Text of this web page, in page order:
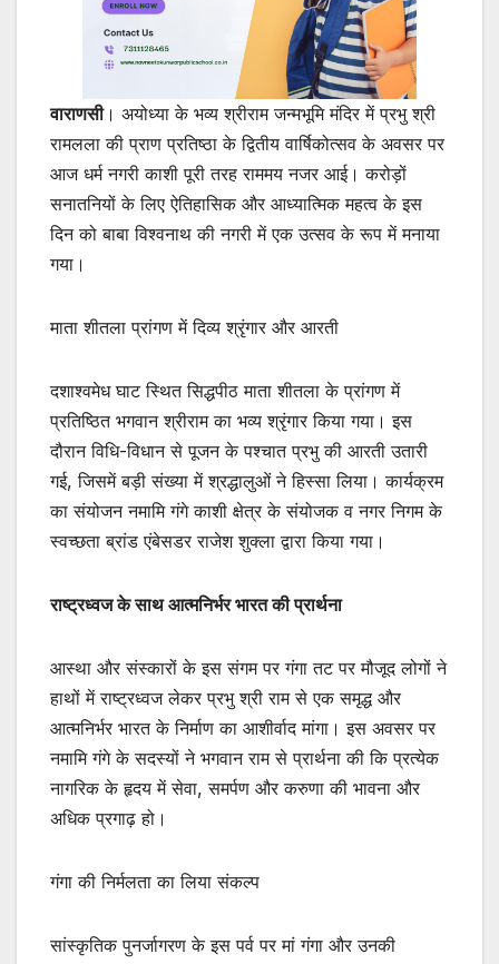
वाराणसी। अयोध्या के भव्य श्रीराम जन्मभूमि मंदिर में प्रभु श्री
रामलला की प्राण प्रतिष्ठा के द्वितीय वार्षिकोत्सव के अवसर पर
आज धर्म नगरी काशी पूरी तरह राममय नजर आई। करोड़ों
सनातनियों के लिए ऐतिहासिक और आध्यात्मिक महत्व के इस
दिन को बाबा विश्वनाथ की नगरी में एक उत्सव के रूप में मनाया
गया।
माता शीतला प्रांगण में दिव्य श्रृंगार और आरती
दशाश्वमेध घाट स्थित सिद्धपीठ माता शीतला के प्रांगण में
प्रतिष्ठित भगवान श्रीराम का भव्य श्रृंगार किया गया। इस
दौरान विधि-विधान से पूजन के पश्चात प्रभु की आरती उतारी
गई, जिसमें बड़ी संख्या में श्रद्धालुओं ने हिस्सा लिया। कार्यक्रम
का संयोजन नमामि गंगे काशी क्षेत्र के संयोजक व नगर निगम के
स्वच्छता ब्रांड एंबेसडर राजेश शुक्ला द्वारा किया गया।
राष्ट्रध्वज के साथ आत्मनिर्भर भारत की प्रार्थना
आस्था और संस्कारों के इस संगम पर गंगा तट पर मौजूद लोगों ने
हाथों में राष्ट्रध्वज लेकर प्रभु श्री राम से एक समृद्ध और
आत्मनिर्भर भारत के निर्माण का आशीर्वाद मांगा। इस अवसर पर
नमामि गंगे के सदस्यों ने भगवान राम से प्रार्थना की कि प्रत्येक
नागरिक के हृदय में सेवा, समर्पण और करुणा की भावना और
अधिक प्रगाढ़ हो।
गंगा की निर्मलता का लिया संकल्प
सांस्कृतिक पुनर्जागरण के इस पर्व पर मां गंगा और उनकी